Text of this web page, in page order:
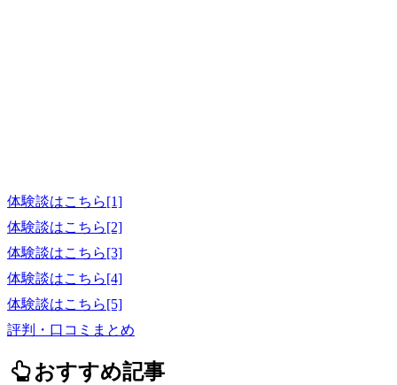
体験談はこちら[1]
体験談はこちら[2]
体験談はこちら[3]
体験談はこちら[4]
体験談はこちら[5]
評判・口コミまとめ
おすすめ記事